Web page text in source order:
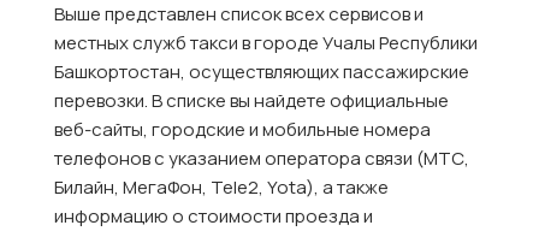
Выше представлен список всех сервисов и
местных служб такси в городе Учалы Республики
Башкортостан, осуществляющих пассажирские
перевозки. В списке вы найдете официальные
веб-сайты, городские и мобильные номера
телефонов с указанием оператора связи (МТС,
Билайн, МегаФон, Tele2, Yota), а также
информацию о стоимости проезда и